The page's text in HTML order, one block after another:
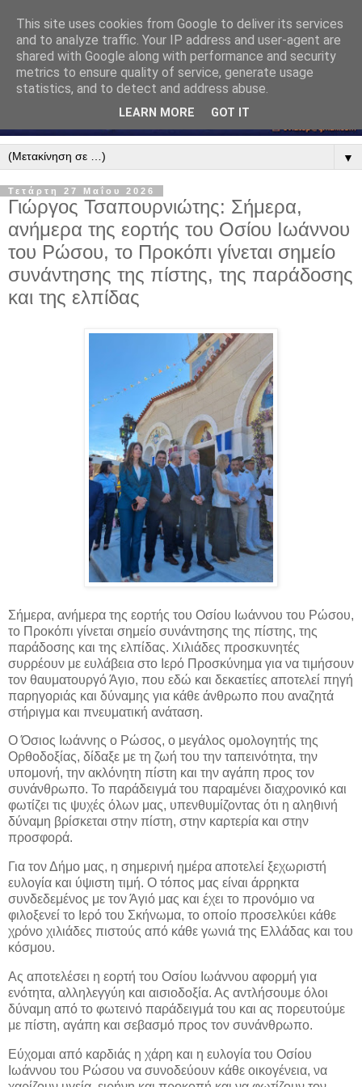
▼
Τετάρτη 27 Μαΐου 2026
Γιώργος Τσαπουρνιώτης: Σήμερα,
ανήμερα της εορτής του Οσίου Ιωάννου
του Ρώσου, το Προκόπι γίνεται σημείο
συνάντησης της πίστης, της παράδοσης
και της ελπίδας
Σήμερα, ανήμερα της εορτής του Οσίου Ιωάννου του Ρώσου,
το Προκόπι γίνεται σημείο συνάντησης της πίστης, της
παράδοσης και της ελπίδας. Χιλιάδες προσκυνητές
συρρέουν με ευλάβεια στο Ιερό Προσκύνημα για να τιμήσουν
τον θαυματουργό Άγιο, που εδώ και δεκαετίες αποτελεί πηγή
παρηγοριάς και δύναμης για κάθε άνθρωπο που αναζητά
στήριγμα και πνευματική ανάταση.
Ο Όσιος Ιωάννης ο Ρώσος, ο μεγάλος ομολογητής της
Ορθοδοξίας, δίδαξε με τη ζωή του την ταπεινότητα, την
υπομονή, την ακλόνητη πίστη και την αγάπη προς τον
συνάνθρωπο. Το παράδειγμά του παραμένει διαχρονικό και
φωτίζει τις ψυχές όλων μας, υπενθυμίζοντας ότι η αληθινή
δύναμη βρίσκεται στην πίστη, στην καρτερία και στην
προσφορά.
Για τον Δήμο μας, η σημερινή ημέρα αποτελεί ξεχωριστή
ευλογία και ύψιστη τιμή. Ο τόπος μας είναι άρρηκτα
συνδεδεμένος με τον Άγιό μας και έχει το προνόμιο να
φιλοξενεί το Ιερό του Σκήνωμα, το οποίο προσελκύει κάθε
χρόνο χιλιάδες πιστούς από κάθε γωνιά της Ελλάδας και του
κόσμου.
Ας αποτελέσει η εορτή του Οσίου Ιωάννου αφορμή για
ενότητα, αλληλεγγύη και αισιοδοξία. Ας αντλήσουμε όλοι
δύναμη από το φωτεινό παράδειγμά του και ας πορευτούμε
με πίστη, αγάπη και σεβασμό προς τον συνάνθρωπο.
Εύχομαι από καρδιάς η χάρη και η ευλογία του Οσίου
Ιωάννου του Ρώσου να συνοδεύουν κάθε οικογένεια, να
This site uses cookies from Google to deliver its services
and to analyze traffic. Your IP address and user-agent are
shared with Google along with performance and security
metrics to ensure quality of service, generate usage
statistics, and to detect and address abuse.
LEARN MORE GOT IT